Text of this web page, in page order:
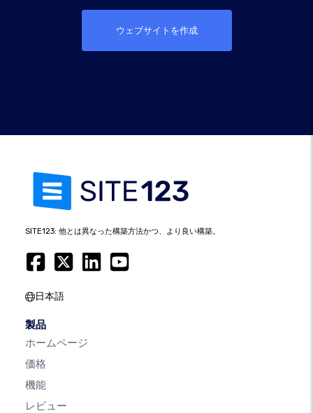
ウェブサイトを作成
SITE123: 他とは異なった構築方法かつ、より良い構築。
日本語
製品
ホームページ
価格
機能
レビュー